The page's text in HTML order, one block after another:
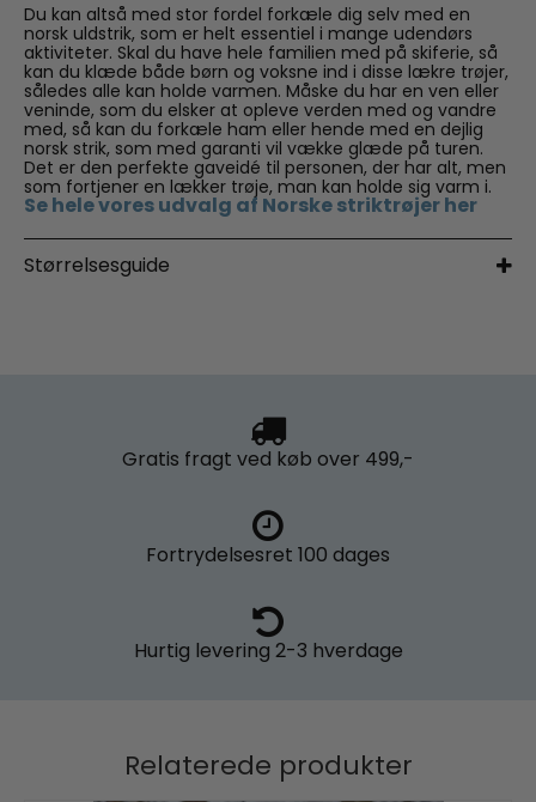
Du kan altså med stor fordel forkæle dig selv med en
norsk uldstrik, som er helt essentiel i mange udendørs
aktiviteter. Skal du have hele familien med på skiferie, så
kan du klæde både børn og voksne ind i disse lækre trøjer,
således alle kan holde varmen. Måske du har en ven eller
veninde, som du elsker at opleve verden med og vandre
med, så kan du forkæle ham eller hende med en dejlig
norsk strik, som med garanti vil vække glæde på turen.
Det er den perfekte gaveidé til personen, der har alt, men
som fortjener en lækker trøje, man kan holde sig varm i.
Se hele vores udvalg af Norske striktrøjer her
Størrelsesguide
Gratis fragt ved køb over 499,-
Fortrydelsesret 100 dages
Hurtig levering 2-3 hverdage
Relaterede produkter